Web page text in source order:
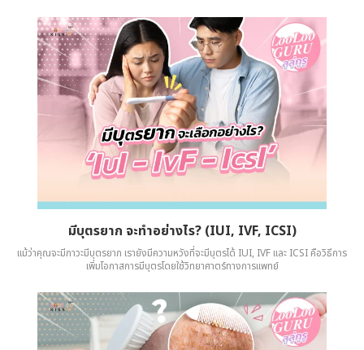
มีบุตรยาก จะทำอย่างไร? (IUI, IVF, ICSI)
แม้ว่าคุณจะมีภาวะมีบุตรยาก เรายังมีความหวังที่จะมีบุตรได้ IUI, IVF และ ICSI คือวิธีการ
เพิ่มโอกาสการมีบุตรโดยใช้วิทยาศาตร์ทางการแพทย์